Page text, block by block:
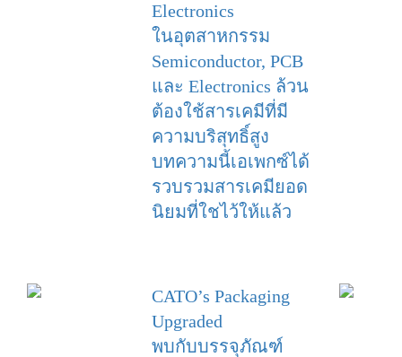
Electronics
ในอุตสาหกรรม
Semiconductor, PCB
และ Electronics ล้วน
ต้องใช้สารเคมีที่มี
ความบริสุทธิ์สูง
บทความนี้เอเพกซ์ได้
รวบรวมสารเคมียอด
นิยมที่ใชไว้ให้แล้ว
CATO’s Packaging
Upgraded
พบกับบรรจุภัณฑ์